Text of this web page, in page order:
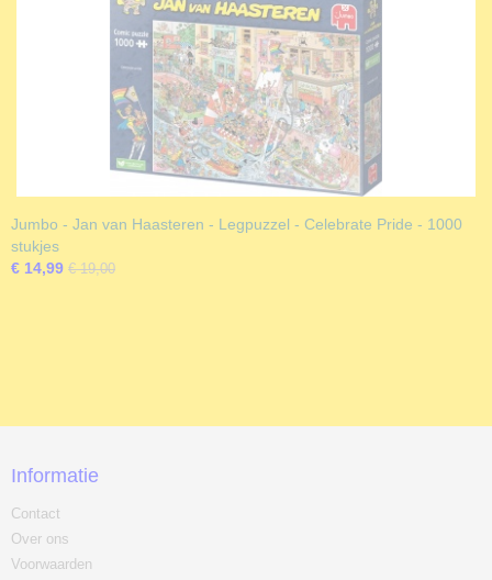
Jumbo - Jan van Haasteren - Legpuzzel - Celebrate Pride - 1000
stukjes
€ 14,99 € 19,00
Informatie
Contact
Over ons
Voorwaarden